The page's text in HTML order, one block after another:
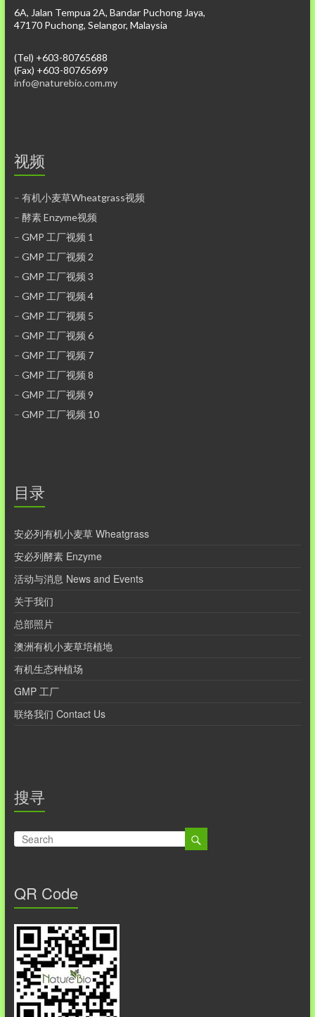
6A, Jalan Tempua 2A, Bandar Puchong Jaya,
47170 Puchong, Selangor, Malaysia
(Tel) +603-80765688
(Fax) +603-80765699
info@naturebio.com.my
视频
– 有机小麦草Wheatgrass视频
– 酵素 Enzyme视频
– GMP 工厂视频 1
– GMP 工厂视频 2
– GMP 工厂视频 3
– GMP 工厂视频 4
– GMP 工厂视频 5
– GMP 工厂视频 6
– GMP 工厂视频 7
– GMP 工厂视频 8
– GMP 工厂视频 9
– GMP 工厂视频 10
目录
安必列有机小麦草 Wheatgrass
安必列酵素 Enzyme
活动与消息 News and Events
关于我们
总部照片
澳洲有机小麦草培植地
有机生态种植场
GMP 工厂
联络我们 Contact Us
搜寻
QR Code